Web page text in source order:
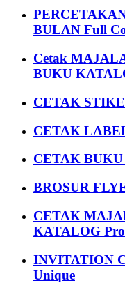
BULAN Full
Cetak
BUKU
CETAK
CETAK
CETAK
BROSUR
CETAK
KATALOG
INVITATION
Unique